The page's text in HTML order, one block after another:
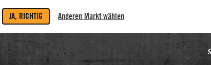
JA, RICHTIG Anderen Markt wählen